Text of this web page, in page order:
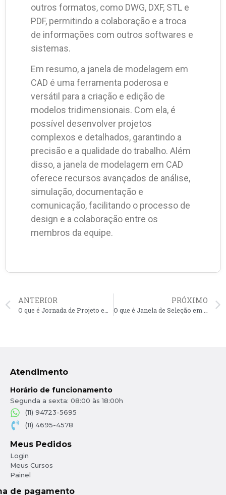
outros formatos, como DWG, DXF, STL e
PDF, permitindo a colaboração e a troca
de informações com outros softwares e
sistemas.
Em resumo, a janela de modelagem em
CAD é uma ferramenta poderosa e
versátil para a criação e edição de
modelos tridimensionais. Com ela, é
possível desenvolver projetos
complexos e detalhados, garantindo a
precisão e a qualidade do trabalho. Além
disso, a janela de modelagem em CAD
oferece recursos avançados de análise,
simulação, documentação e
comunicação, facilitando o processo de
design e a colaboração entre os
membros da equipe.
ANTERIOR PRÓXIMO
Atendimento
Horário de funcionamento
Segunda a sexta: 08:00 às 18:00h
(11) 94723-5695
(11) 4695-4578
Meus Pedidos
Login
Meus Cursos
Painel
de pagamento